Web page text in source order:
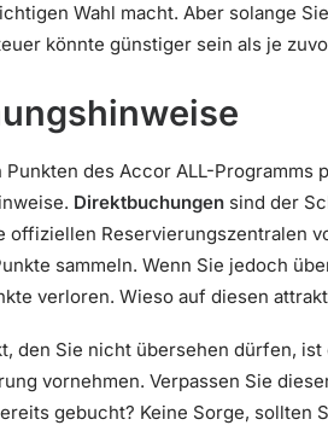
Wahl macht. Aber solange
könnte günstiger sein als je
des Accor ALL-
Direktbuchungen sind der
offiziellen Reservierungszentralen
sammeln. Wenn Sie jedoch
verloren. Wieso auf diesen
den Sie nicht übersehen dürfen, ist
vornehmen. Verpassen Sie
gebucht? Keine Sorge,